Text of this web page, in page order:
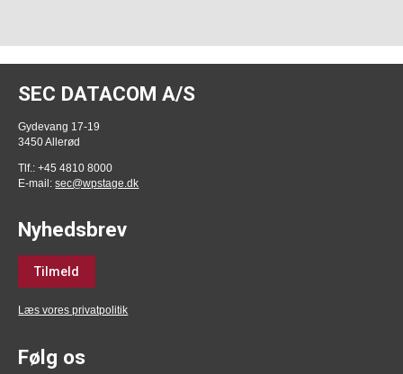
SEC DATACOM A/S
Gydevang 17-19
3450 Allerød
Tlf.: +45 4810 8000
E-mail:sec@wpstage.dk
Nyhedsbrev
Tilmeld
Læs vores privatpolitik
Følg os